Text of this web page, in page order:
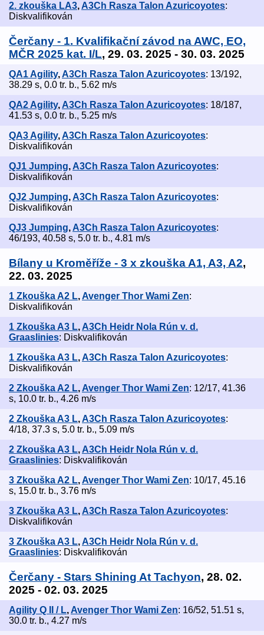
2. zkouška LA3, A3Ch Rasza Talon Azuricoyotes:
Diskvalifikován
Čerčany - 1. Kvalifikační závod na AWC, EO,
MČR 2025 kat. I/L, 29. 03. 2025 - 30. 03. 2025
QA1 Agility,A3Ch Rasza Talon Azuricoyotes: 13/192,
38.29 s, 0.0 tr. b., 5.62 m/s
QA2 Agility, A3Ch Rasza Talon Azuricoyotes: 18/187,
41.53 s, 0.0 tr. b., 5.25 m/s
QA3 Agility,A3Ch Rasza Talon Azuricoyotes:
Diskvalifikován
QJ1 Jumping, A3Ch Rasza Talon Azuricoyotes:
Diskvalifikován
QJ2 Jumping,A3Ch Rasza Talon Azuricoyotes:
Diskvalifikován
QJ3 Jumping, A3Ch Rasza Talon Azuricoyotes:
46/193, 40.58 s, 5.0 tr. b., 4.81 m/s
Bílany u Kroměříže - 3 x zkouška A1, A3, A2,
22. 03. 2025
1 Zkouška A2 L,Avenger Thor Wami Zen:
Diskvalifikován
1 Zkouška A3 L, A3Ch Heidr Nola Rún v. d.
Graaslinies: Diskvalifikován
1 Zkouška A3 L,A3Ch Rasza Talon Azuricoyotes:
Diskvalifikován
2 Zkouška A2 L, Avenger Thor Wami Zen: 12/17, 41.36
s, 10.0 tr. b., 4.26 m/s
2 Zkouška A3 L,A3Ch Rasza Talon Azuricoyotes:
4/18, 37.3 s, 5.0 tr. b., 5.09 m/s
2 Zkouška A3 L, A3Ch Heidr Nola Rún v. d.
Graaslinies: Diskvalifikován
3 Zkouška A2 L,Avenger Thor Wami Zen: 10/17, 45.16
s, 15.0 tr. b., 3.76 m/s
3 Zkouška A3 L, A3Ch Rasza Talon Azuricoyotes:
Diskvalifikován
3 Zkouška A3 L,A3Ch Heidr Nola Rún v. d.
Graaslinies: Diskvalifikován
Čerčany - Stars Shining At Tachyon, 28. 02.
2025 - 02. 03. 2025
Agility Q II / L, Avenger Thor Wami Zen: 16/52, 51.51 s,
30.0 tr. b., 4.27 m/s